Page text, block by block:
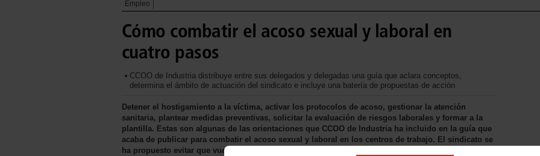
Empleo
Cómo combatir el acoso sexual y laboral en
cuatro pasos
CCOO de Industria distribuye entre sus delegados y delegadas una guía que aclara conceptos,
determina el ámbito de actuación del sindicato e incluye una batería de propuestas de acción
Detener el hostigamiento a la víctima, activar los protocolos de acoso, gestionar la atención
sanitaria, plantear medidas preventivas, solicitar la evaluación de riesgos laborales y formar a la
plantilla. Estas son algunas de las orientaciones que CCOO de Industria ha incluido en la guía que
acaba de publicar para combatir el acoso sexual y laboral en los centros de trabajo. El sindicato se
ha propuesto evitar que vuelvan a repetirse lamentables sucesos como el de la trabajadora de